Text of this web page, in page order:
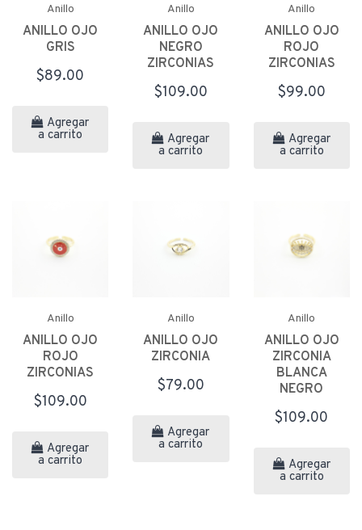
Anillo
ANILLO OJO
GRIS
$89.00
Agregar
a carrito
Anillo
ANILLO OJO
NEGRO
ZIRCONIAS
$109.00
Agregar
a carrito
Anillo
ANILLO OJO
ROJO
ZIRCONIAS
$99.00
Agregar
a carrito
Anillo
ANILLO OJO
ROJO
ZIRCONIAS
$109.00
Agregar
a carrito
Anillo
ANILLO OJO
ZIRCONIA
$79.00
Agregar
a carrito
Anillo
ANILLO OJO
ZIRCONIA
BLANCA
NEGRO
$109.00
Agregar
a carrito